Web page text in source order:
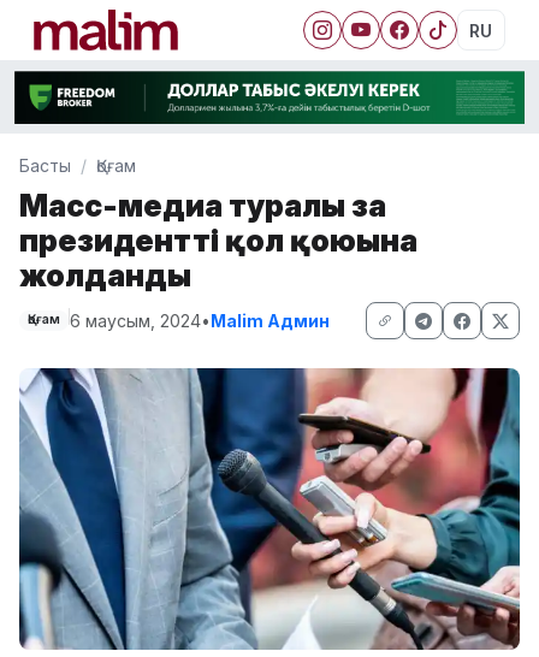
RU
Басты Қоғам
Масс-медиа туралы заң
президенттің қол қоюына
жолданды
Қоғам 6 маусым, 2024•Malim Админ